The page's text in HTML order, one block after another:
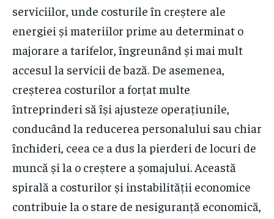
serviciilor, unde costurile în creștere ale
energiei și materiilor prime au determinat o
majorare a tarifelor, îngreunând și mai mult
accesul la servicii de bază. De asemenea,
creșterea costurilor a forțat multe
întreprinderi să își ajusteze operațiunile,
conducând la reducerea personalului sau chiar
închideri, ceea ce a dus la pierderi de locuri de
muncă și la o creștere a șomajului. Această
spirală a costurilor și instabilității economice
contribuie la o stare de nesiguranță economică,